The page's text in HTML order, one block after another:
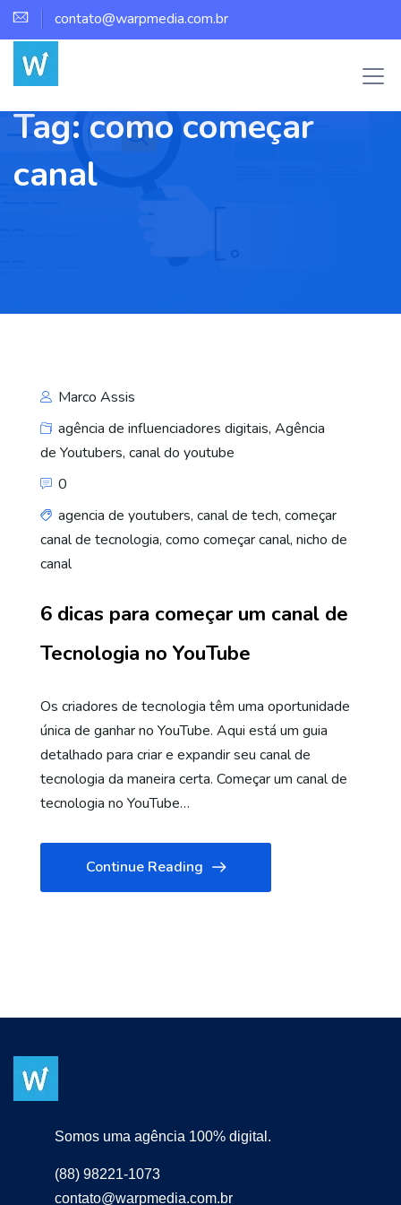
contato@warpmedia.com.br
Tag:como começar
canal
Marco Assis
agência de influenciadores digitais, Agência
de Youtubers, canal do youtube
0
agencia de youtubers, canal de tech, começar
canal de tecnologia, como começar canal, nicho de
canal
6 dicas para começar um canal de
Tecnologia no YouTube
Os criadores de tecnologia têm uma oportunidade
única de ganhar no YouTube. Aqui está um guia
detalhado para criar e expandir seu canal de
tecnologia da maneira certa. Começar um canal de
tecnologia no YouTube…
Continue Reading
Somos uma agência 100% digital.
(88) 98221-1073
contato@warpmedia.com.br